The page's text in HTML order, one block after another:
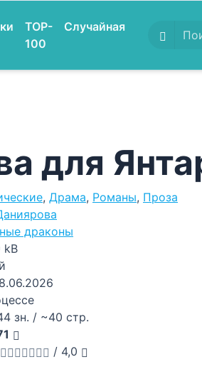
TOP-
100
Случайная
для
, Драма, Романы, Проза
драконы
kB
зн. / ~40 стр.
/ 4,0